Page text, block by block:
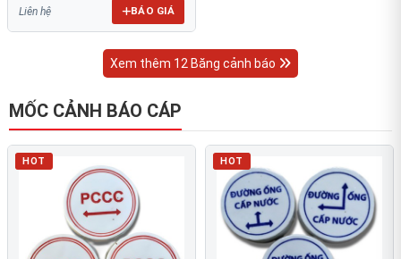
Liên hệ BÁO GIÁ
Xem thêm 12 Băng cảnh báo
MỐC CẢNH BÁO CÁP
HOT HOT